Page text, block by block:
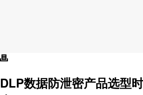
DLP数据防泄密产品选型